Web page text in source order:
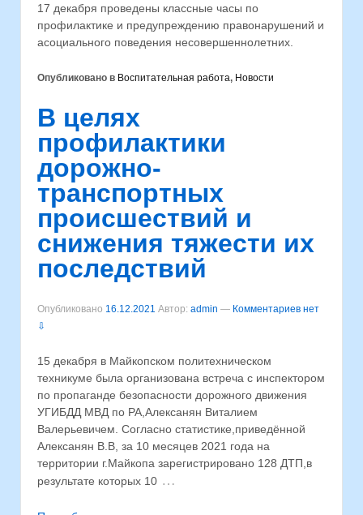
17 декабря проведены классные часы по
профилактике и предупреждению правонарушений и
асоциального поведения несовершеннолетних.
Опубликовано в Воспитательная работа, Новости
В целях
профилактики
дорожно-
транспортных
происшествий и
снижения тяжести их
последствий
Опубликовано 16.12.2021 Автор: admin — Комментариев нет
⇩
15 декабря в Майкопском политехническом
техникуме была организована встреча с инспектором
по пропаганде безопасности дорожного движения
УГИБДД МВД по РА,Алексанян Виталием
Валерьевичем. Согласно статистике,приведённой
Алексанян В.В, за 10 месяцев 2021 года на
территории г.Майкопа зарегистрировано 128 ДТП,в
результате которых 10 …